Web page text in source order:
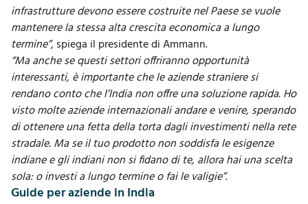
infrastrutture devono essere costruite nel Paese se vuole
mantenere la stessa alta crescita economica a lungo
termine”, spiega il presidente di Ammann.
“Ma anche se questi settori offriranno opportunità
interessanti, è importante che le aziende straniere si
rendano conto che l’India non offre una soluzione rapida. Ho
visto molte aziende internazionali andare e venire, sperando
di ottenere una fetta della torta dagli investimenti nella rete
stradale. Ma se il tuo prodotto non soddisfa le esigenze
indiane e gli indiani non si fidano di te, allora hai una scelta
sola: o investi a lungo termine o fai le valigie”.
Guide per aziende in India